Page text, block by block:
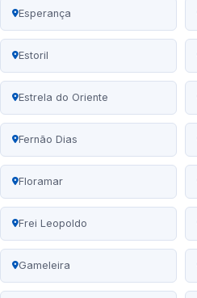
Esperança
Estoril
Estrela do Oriente
Fernão Dias
Floramar
Frei Leopoldo
Gameleira